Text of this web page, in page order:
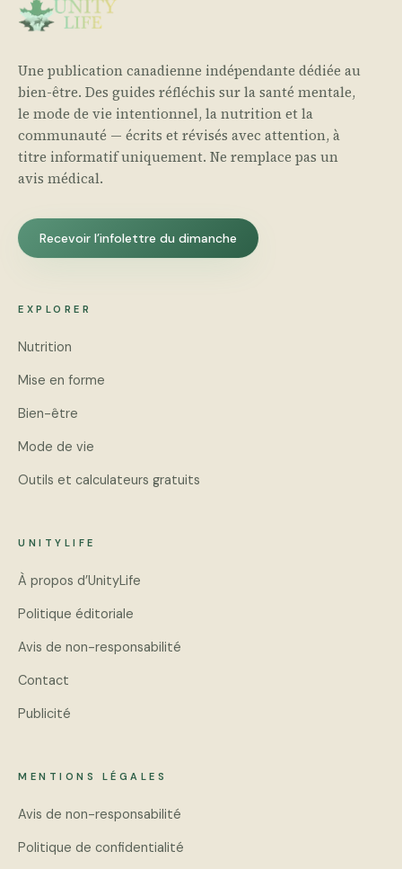
Une publication canadienne indépendante dédiée au
bien-être. Des guides réfléchis sur la santé mentale,
le mode de vie intentionnel, la nutrition et la
communauté — écrits et révisés avec attention, à
titre informatif uniquement. Ne remplace pas un
avis médical.
Recevoir l’infolettre du dimanche
EXPLORER
Nutrition
Mise en forme
Bien-être
Mode de vie
Outils et calculateurs gratuits
UNITYLIFE
À propos d’UnityLife
Politique éditoriale
Avis de non-responsabilité
Contact
Publicité
MENTIONS LÉGALES
Avis de non-responsabilité
Politique de confidentialité